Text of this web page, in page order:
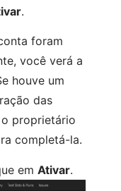
.
foram
você verá a
houve um
das
proprietário
completá-la.
em Ativar.